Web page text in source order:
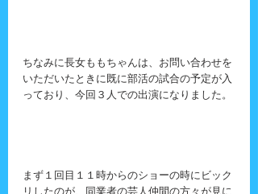
ちなみに長女ももちゃんは、お問い合わせを
いただいたときに既に部活の試合の予定が入
っており、今回３人での出演になりました。
まず１回目１１時からのショーの時にビック